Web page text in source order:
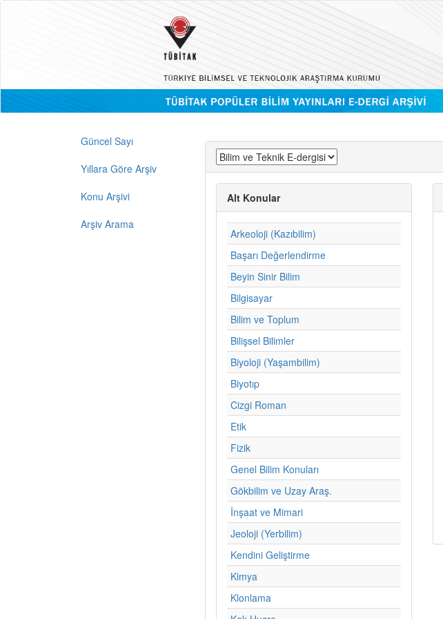
Güncel Sayı
Yıllara Göre Arşiv
Konu Arşivi
Arşiv Arama
Alt Konular
Arkeoloji (Kazıbilim)
Başarı Değerlendirme
Beyin Sinir Bilim
Bilgisayar
Bilim ve Toplum
Bilişsel Bilimler
Biyoloji (Yaşambilim)
Biyotıp
Cizgi Roman
Etik
Fizik
Genel Bilim Konuları
Gökbilim ve Uzay Araş.
İnşaat ve Mimari
Jeoloji (Yerbilim)
Kendini Geliştirme
Kimya
Klonlama